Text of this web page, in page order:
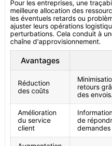
Pour les entreprises, une
meilleure allocation des
les éventuels retards ou
ajuster leurs opérations
perturbations. Cela conduit à
chaîne d'approvisionnement.
Avantages
Réduction
des coûts
retours
des envois.
Amélioration
du service
client
de